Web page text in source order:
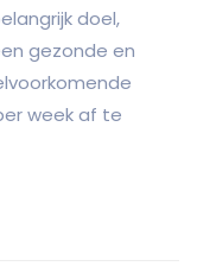
doel,
gezonde en
week af te